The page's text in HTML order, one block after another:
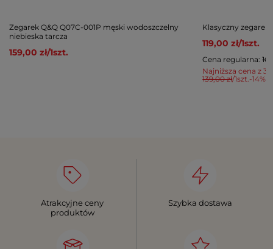
Zegarek Q&Q Q07C-001P męski wodoszczelny
niebieska tarcza
159,00 zł/1szt.
Klasyczny zegarek
119,00 zł/1szt.
Najniższa cena z
139,00 zł/1szt.-14%
Cena regularna:
Atrakcyjne ceny
produktów
Szybka dostawa